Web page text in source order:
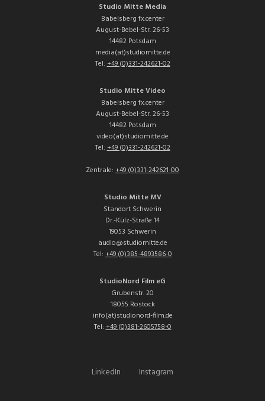
Studio Mitte Media
Babelsberg fx.center
August-Bebel-Str. 26-53
14482 Potsdam
media(at)studiomitte.de
Tel:+49 (0)331-242621-02
Studio Mitte Video
Babelsberg fx.center
August-Bebel-Str. 26-53
14482 Potsdam
video(at)studiomitte.de
Tel:+49 (0)331-242621-02
Zentrale: +49 (0)331-242621-00
Studio Mitte MV
Standort Schwerin
Dr.-Külz-Straße 14
19053 Schwerin
audio@studiomitte.de
Tel:+49 (0)385-4893586-0
StudioNord Film eG
Grubenstr. 20
18055 Rostock
info(at)studionord-film.de
Tel:+49 (0)381-2605758-0
LinkedIn Instagram